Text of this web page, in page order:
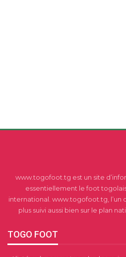
www.togofoot.tg est un site
essentiellement le foot
international. www.togofoot.tg, l’un
plus suivi aussi bien sur le plan
TOGO FOOT